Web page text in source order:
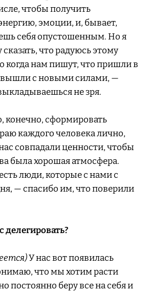
чтобы получить
эмоции, и, бывает,
себя опустошенным. Но я
что радуюсь этому
когда нам пишут, что пришли в
вышли с новыми силами, —
не зря.
конечно, сформировать
каждого человека лично,
совпадали ценности, чтобы
была хорошая атмосфера.
люди, которые с нами с
— спасибо им, что поверили
делегировать?
У нас вот появилась
что мы хотим расти
постоянно беру все на себя и